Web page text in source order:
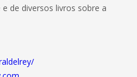
de diversos livros sobre a